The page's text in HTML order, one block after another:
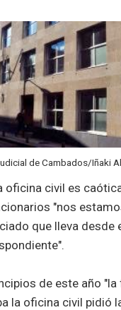
de Cambados/Iñaki
oficina civil es
"nos
que lleva desde
de este año
la oficina civil pidió